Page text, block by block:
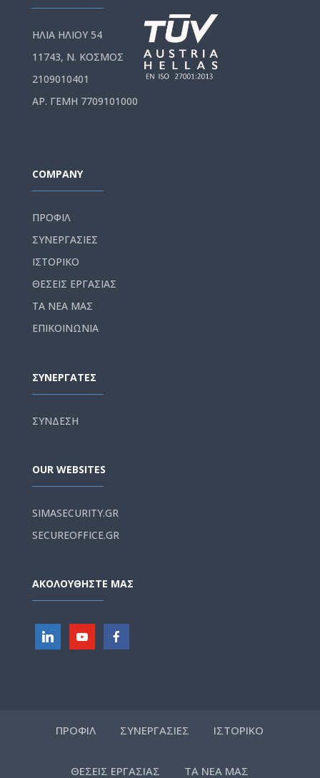
ΗΛΙΑ ΗΛΙΟΥ 54
11743, Ν. ΚΟΣΜΟΣ
2109010401
ΑΡ. ΓΕΜΗ 7709101000
COMPANY
ΠΡΟΦΙΛ
ΣΥΝΕΡΓΑΣΙΕΣ
ΙΣΤΟΡΙΚΟ
ΘΕΣΕΙΣ ΕΡΓΑΣΙΑΣ
ΤΑ ΝΕΑ ΜΑΣ
ΕΠΙΚΟΙΝΩΝΙΑ
ΣΥΝΕΡΓΑΤΕΣ
ΣΥΝΔΕΣΗ
OUR WEBSITES
SIMASECURITY.GR
SECUREOFFICE.GR
ΑΚΟΛΟΥΘΗΣΤΕ ΜΑΣ
ΠΡΟΦΙΛ ΣΥΝΕΡΓΑΣΙΕΣ ΙΣΤΟΡΙΚΟ
ΘΕΣΕΙΣ ΕΡΓΑΣΙΑΣ ΤΑ ΝΕΑ ΜΑΣ